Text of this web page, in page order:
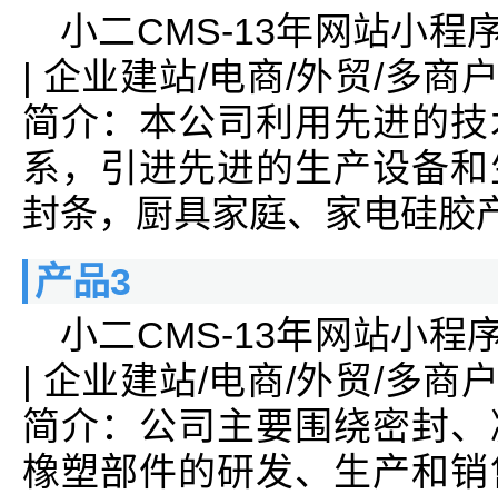
小二CMS-13年网站小程
| 企业建站/电商/外贸/多商
简介：本公司利用先进的
系，引进先进的生产设备
封条，厨具家庭、家电硅胶
产品3
小二CMS-13年网站小程
| 企业建站/电商/外贸/多商
简介：公司主要围绕密封
橡塑部件的研发、生产和